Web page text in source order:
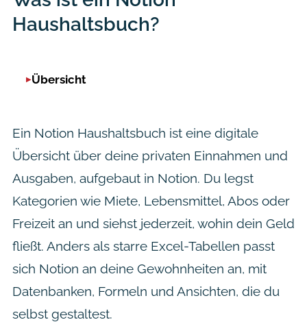
Haushaltsbuch?
Übersicht
Ein Notion Haushaltsbuch ist eine digitale
Übersicht über deine privaten Einnahmen und
Ausgaben, aufgebaut in Notion. Du legst
Kategorien wie Miete, Lebensmittel, Abos oder
Freizeit an und siehst jederzeit, wohin dein Geld
fließt. Anders als starre Excel-Tabellen passt
sich Notion an deine Gewohnheiten an, mit
Datenbanken, Formeln und Ansichten, die du
selbst gestaltest.